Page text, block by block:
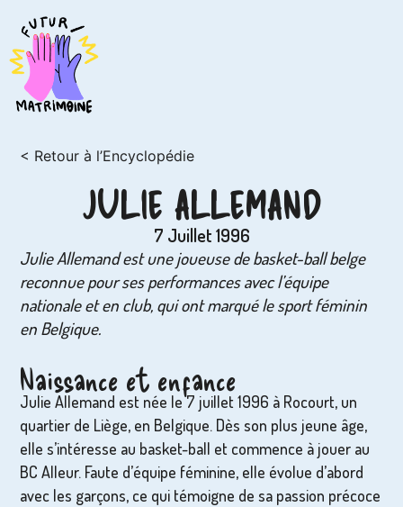
< Retour à l’Encyclopédie
JULIE ALLEMAND
7 Juillet 1996
Julie Allemand est une joueuse de basket-ball belge
reconnue pour ses performances avec l’équipe
nationale et en club, qui ont marqué le sport féminin
en Belgique.
Naissance et enfance
Julie Allemand est née le 7 juillet 1996 à Rocourt, un
quartier de Liège, en Belgique. Dès son plus jeune âge,
elle s’intéresse au basket-ball et commence à jouer au
BC Alleur. Faute d’équipe féminine, elle évolue d’abord
avec les garçons, ce qui témoigne de sa passion précoce